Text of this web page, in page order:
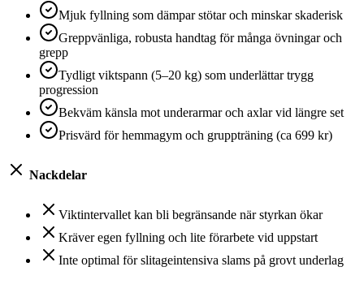
Mjuk fyllning som dämpar stötar och minskar skaderisk
Greppvänliga, robusta handtag för många övningar och
grepp
Tydligt viktspann (5–20 kg) som underlättar trygg
progression
Bekväm känsla mot underarmar och axlar vid längre set
Prisvärd för hemmagym och gruppträning (ca 699 kr)
Nackdelar
Viktintervallet kan bli begränsande när styrkan ökar
Kräver egen fyllning och lite förarbete vid uppstart
Inte optimal för slitageintensiva slams på grovt underlag